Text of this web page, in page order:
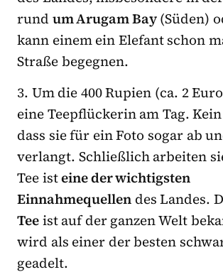
rund um Arugam Bay(Süden)
kann einem ein Elefant schon
Straße begegnen.
3. Um die 400 Rupien (ca. 2
eine Teepflückerin am Tag.
dass sie für ein Foto sogar ab
verlangt. Schließlich arbeiten
Tee isteine der wichtigsten
Einnahmequellen des Landes.
Teeist auf der ganzen Welt
wird als einer der besten
geadelt.